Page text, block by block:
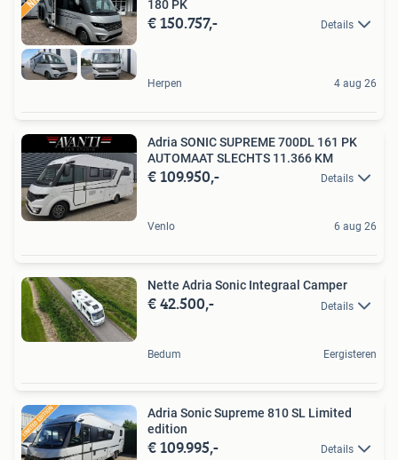
180 PK
€ 150.757,- Details
Herpen 4 aug 26
Adria SONIC SUPREME 700DL 161 PK
AUTOMAAT SLECHTS 11.366 KM
€ 109.950,- Details
Venlo 6 aug 26
Nette Adria Sonic Integraal Camper
€ 42.500,- Details
Bedum Eergisteren
Adria Sonic Supreme 810 SL Limited
edition
€ 109.995,- Details